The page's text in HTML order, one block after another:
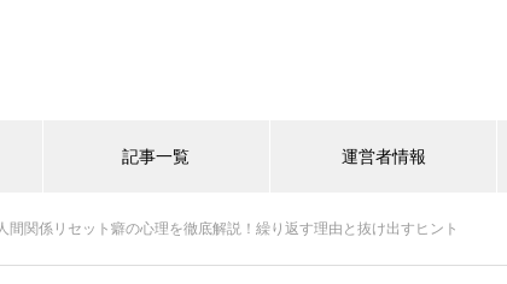
記事一覧 運営者情報
間関係リセット癖の心理を徹底解説！繰り返す理由と抜け出すヒント